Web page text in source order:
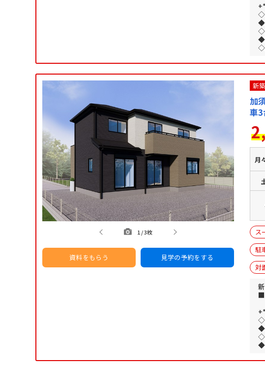
◇
◇
◆
◇
1 /3枚
資料をもらう 見学の予約をする
新
加
車3
月
ス
駐
対
◇
◆
◇
◆